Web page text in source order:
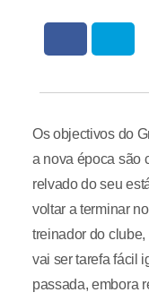
Os objectivos do
a nova época são
relvado do seu
voltar a terminar
treinador do
vai ser tarefa fácil
passada, embora